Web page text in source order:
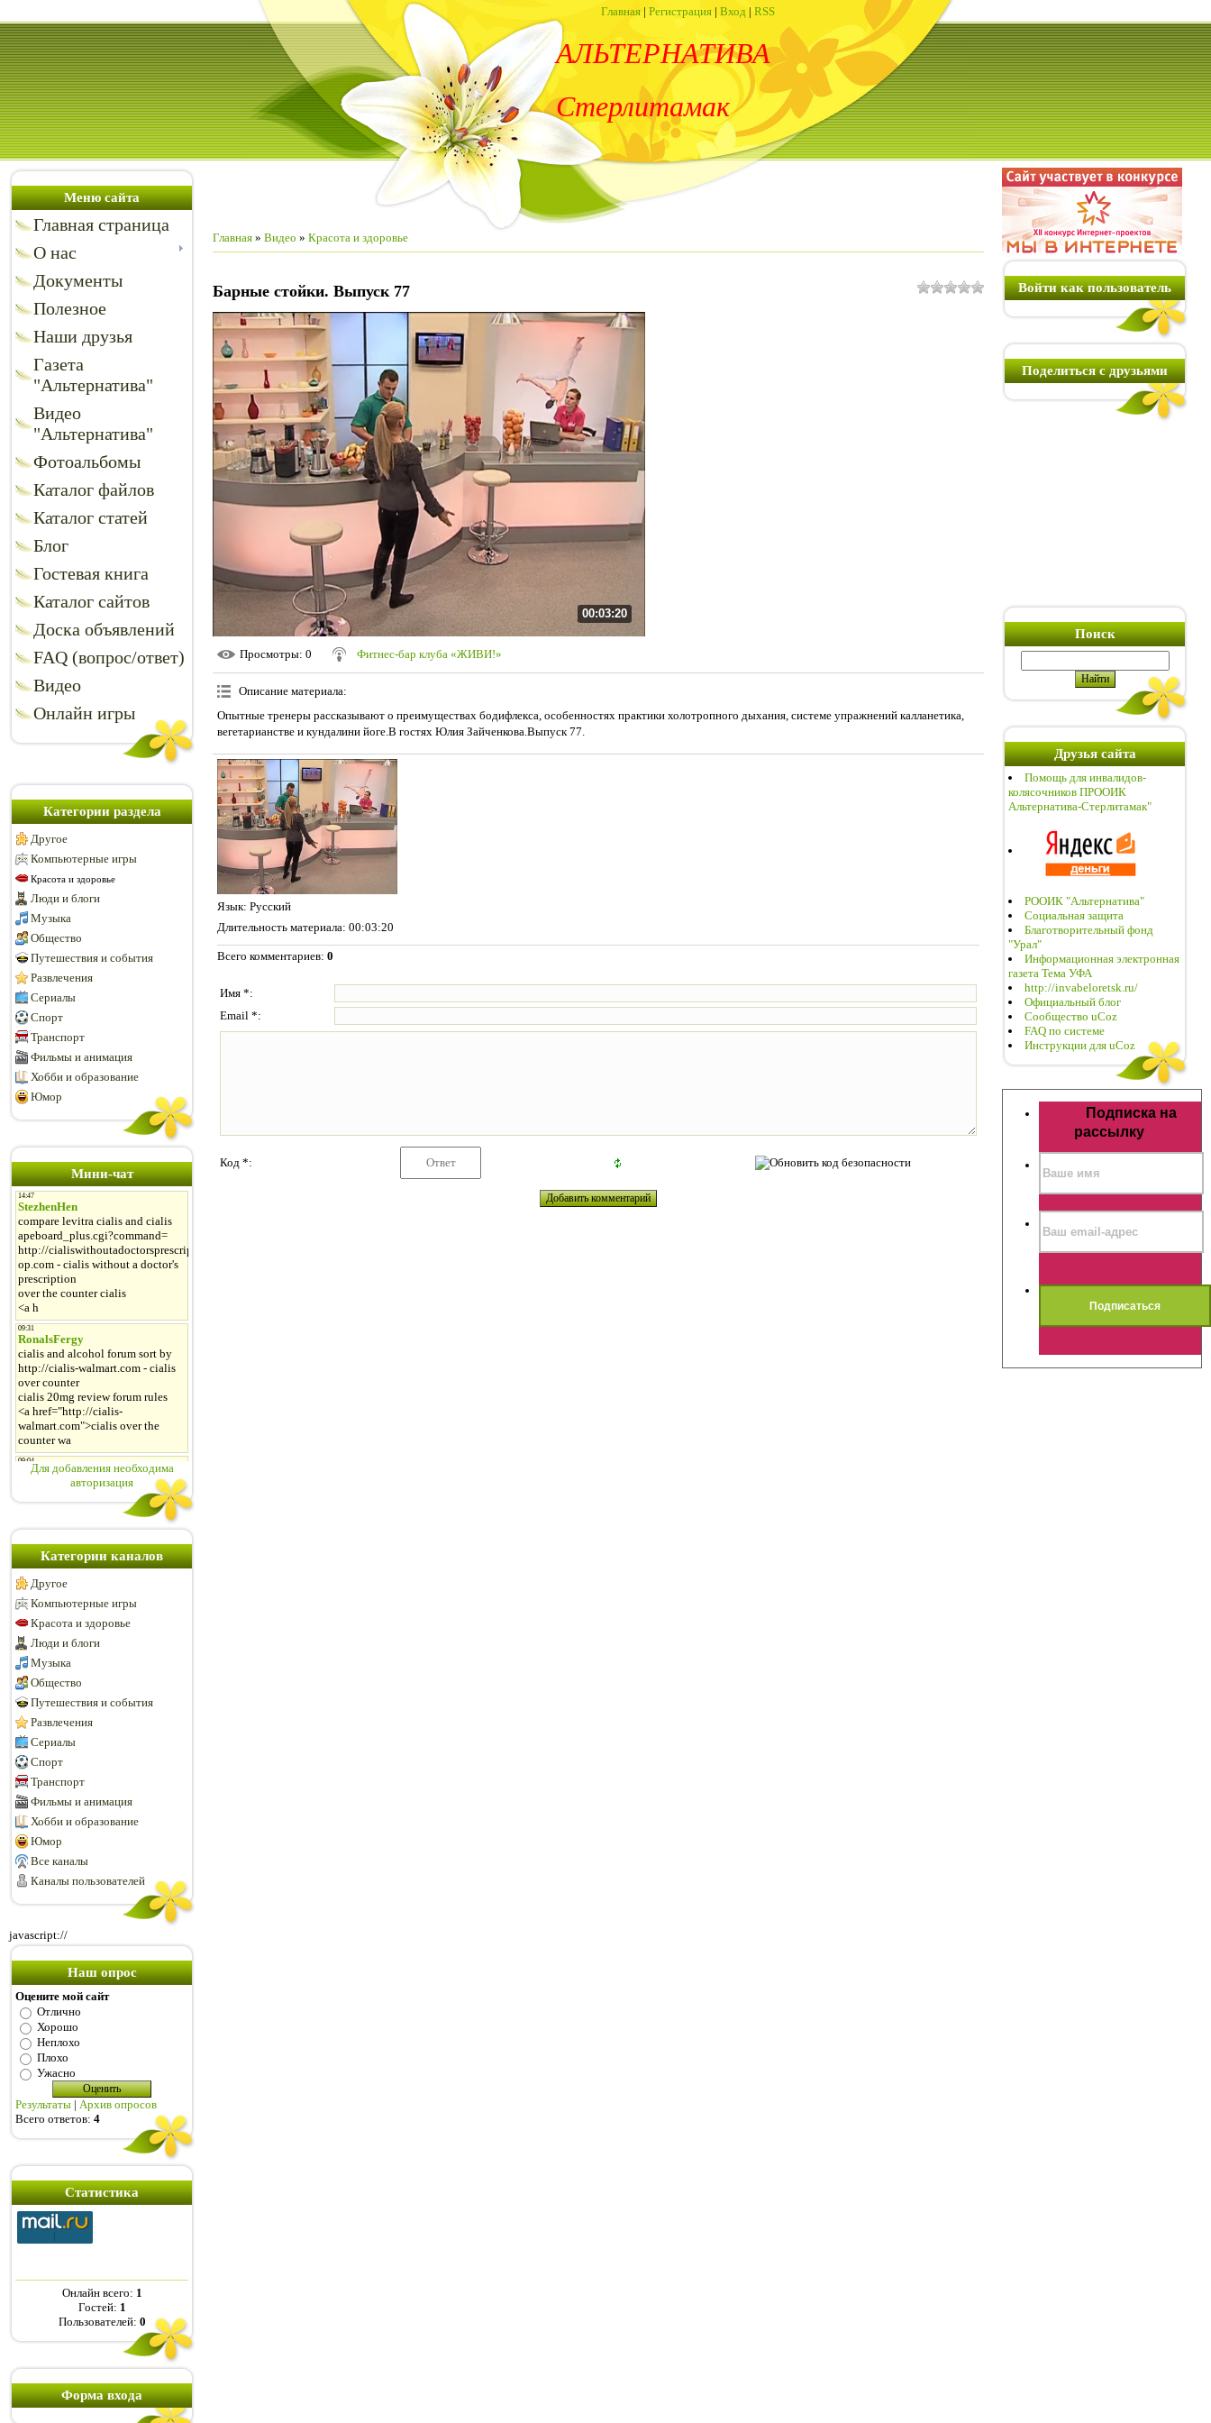
Главная | Регистрация | Вход | RSS
АЛЬТЕРНАТИВА
Стерлитамак
Меню сайта
Главная страница
О нас
Документы
Полезное
Наши друзья
Газета
"Альтернатива"
Видео
"Альтернатива"
Фотоальбомы
Каталог файлов
Каталог статей
Блог
Гостевая книга
Каталог сайтов
Доска объявлений
FAQ (вопрос/ответ)
Видео
Онлайн игры
Категории раздела
Другое
Компьютерные игры
Красота и здоровье
Люди и блоги
Музыка
Общество
Путешествия и события
Развлечения
Сериалы
Спорт
Транспорт
Фильмы и анимация
Хобби и образование
Юмор
Мини-чат
Для добавления необходима
авторизация
Категории каналов
Другое
Компьютерные игры
Красота и здоровье
Люди и блоги
Музыка
Общество
Путешествия и события
Развлечения
Сериалы
Спорт
Транспорт
Фильмы и анимация
Хобби и образование
Юмор
Все каналы
Каналы пользователей
javascript://
Наш опрос
Оцените мой сайт
Отлично
Хорошо
Неплохо
Плохо
Ужасно
Результаты | Архив опросов
Всего ответов: 4
Статистика
Онлайн всего: 1
Гостей: 1
Пользователей: 0
Форма входа
Главная » Видео » Красота и здоровье
Барные стойки. Выпуск 77
00:03:20
Просмотры: 0 Фитнес-бар клуба «ЖИВИ!»
Описание материала:
Опытные тренеры рассказывают о преимуществах бодифлекса, особенностях практики холотропного дыхания, системе упражнений калланетика,
вегетарианстве и кундалини йоге.В гостях Юлия Зайченкова.Выпуск 77.
Язык: Русский
Длительность материала: 00:03:20
Всего комментариев: 0
Имя *:
Email *:
Код *:
Войти как пользователь
Поделиться с друзьями
Поиск
Друзья сайта
Помощь для инвалидов-
колясочников ПРООИК
Альтернатива-Стерлитамак"
РООИК "Альтернатива"
Социальная защита
Благотворительный фонд
"Урал"
Информационная электронная
газета Тема УФА
http://invabeloretsk.ru/
Официальный блог
Сообщество uCoz
FAQ по системе
Инструкции для uCoz
Подписка на
рассылку